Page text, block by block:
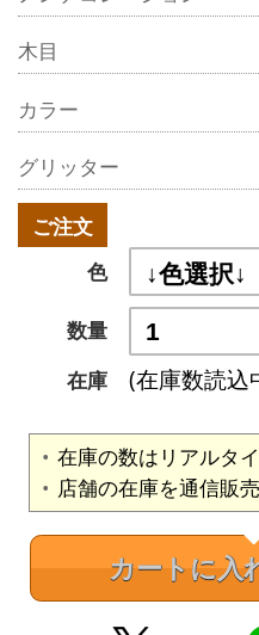
木目
カラー
グリッター
ご注文
色
数量
在庫
(在庫数読込
在庫の数はリアルタ
店舗の在庫を通信販
カートに入